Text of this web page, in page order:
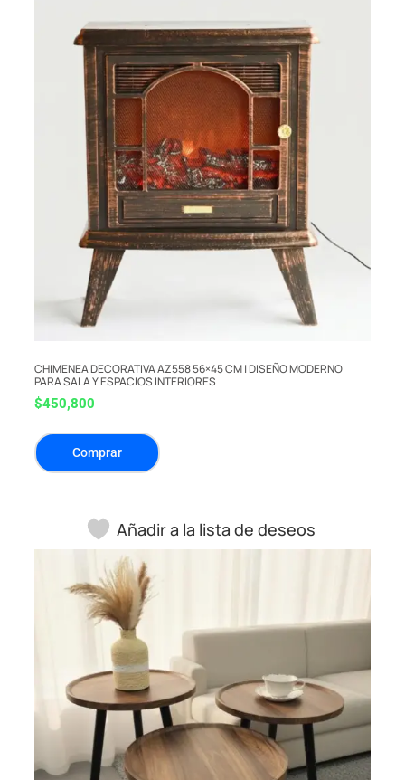
CHIMENEA DECORATIVA AZ558 56×45 CM | DISEÑO MODERNO
PARA SALA Y ESPACIOS INTERIORES
$450,800
Comprar
Añadir a la lista de deseos